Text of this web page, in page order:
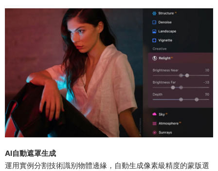
​AI自動遮罩生成​
運用實例分割技術識别物體邊緣，自動生成像素級精度的蒙版選